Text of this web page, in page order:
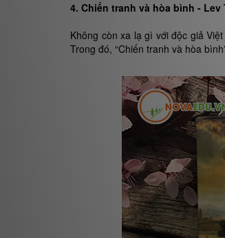
4. Chiến tranh và hòa bình - Lev
Không còn xa lạ gì với độc giả
Trong đó, “Chiến tranh và hòa